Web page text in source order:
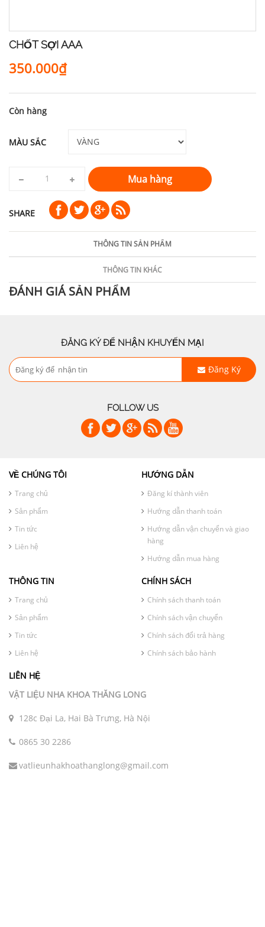
CHỐT SỢI AAA
350.000₫
Còn hàng
MÀU SẮC
Mua hàng
SHARE
THÔNG TIN SẢN PHẨM
THÔNG TIN KHÁC
ĐÁNH GIÁ SẢN PHẨM
ĐĂNG KÝ ĐỂ NHẬN KHUYẾN MẠI
Đăng Ký
FOLLOW US
VỀ CHÚNG TÔI
Trang chủ
Sản phẩm
Tin tức
Liên hệ
HƯỚNG DẪN
Đăng kí thành viên
Hướng dẫn thanh toán
Hướng dẫn vận chuyển và giao
hàng
Hướng dẫn mua hàng
THÔNG TIN
Trang chủ
Sản phẩm
Tin tức
Liên hệ
CHÍNH SÁCH
Chính sách thanh toán
Chính sách vận chuyển
Chính sách đổi trả hàng
Chính sách bảo hành
LIÊN HỆ
VẬT LIỆU NHA KHOA THĂNG LONG
128c Đại La, Hai Bà Trưng, Hà Nội
0865 30 2286
vatlieunhakhoathanglong@gmail.com